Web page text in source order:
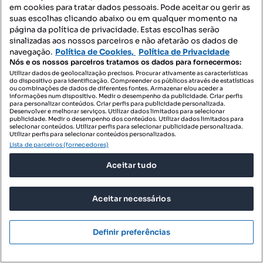
Destacado
Remax Yes
Profissional
em cookies para tratar dados pessoais. Pode aceitar ou gerir as
suas escolhas clicando abaixo ou em qualquer momento na
página da política de privacidade. Estas escolhas serão
sinalizadas aos nossos parceiros e não afetarão os dados de
navegação. Política de Cookies, Política de Privacidade
Nós e os nossos parceiros tratamos os dados para fornecermos:
Utilizar dados de geolocalização precisos. Procurar ativamente as características
do dispositivo para identificação. Compreender os públicos através de estatísticas
ou combinações de dados de diferentes fontes. Armazenar e/ou aceder a
informações num dispositivo. Medir o desempenho da publicidade. Criar perfis
para personalizar conteúdos. Criar perfis para publicidade personalizada.
Desenvolver e melhorar serviços. Utilizar dados limitados para selecionar
publicidade. Medir o desempenho dos conteúdos. Utilizar dados limitados para
selecionar conteúdos. Utilizar perfis para selecionar publicidade personalizada.
Utilizar perfis para selecionar conteúdos personalizados.
Lista de parceiros (fornecedores)
Aceitar tudo
Aceitar necessários
Definir preferências